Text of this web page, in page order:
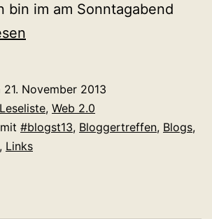
bin im am Sonntagabend
21. November 2013
Leseliste, Web 2.0
#blogst13, Bloggertreffen, Blogs,
, Links